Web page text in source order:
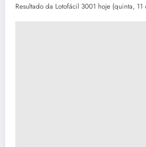
Resultado da Lotofácil 3001 hoje (quinta,